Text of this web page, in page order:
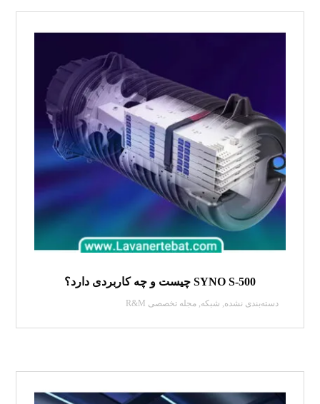
SYNO S-500 چیست و چه کاربردی دارد؟
دسته‌بندی نشده, شبکه,مجله تخصصی R&M